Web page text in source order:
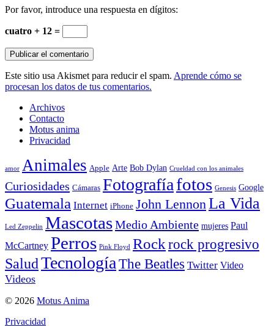
Por favor, introduce una respuesta en dígitos:
cuatro + 12 =
Este sitio usa Akismet para reducir el spam. Aprende cómo se
procesan los datos de tus comentarios.
Archivos
Contacto
Motus anima
Privacidad
amor Animales Apple Arte Bob Dylan Crueldad con los animales
Curiosidades Cámaras Fotografíafotos Genesis Google
Guatemala Internet iPhone John LennonLa Vida
Led Zeppelin MascotasMedio Ambiente mujeres Paul
McCartney Perros Pink Floyd Rockrock progresivo
SaludTecnologíaThe Beatles Twitter Video
Videos
© 2026 Motus Anima
Privacidad